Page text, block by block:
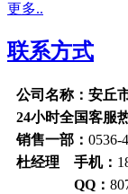
更多..
联系方式
公司名称：安丘
24小时全国客服
销售一部： 0536-
杜经理 手机：
QQ：